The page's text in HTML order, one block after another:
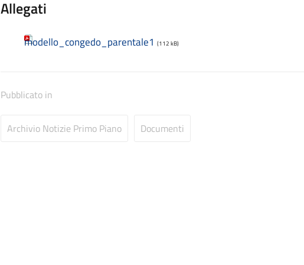
Allegati
modello_congedo_parentale1 (112 kB)
Pubblicato in
Archivio Notizie Primo Piano Documenti